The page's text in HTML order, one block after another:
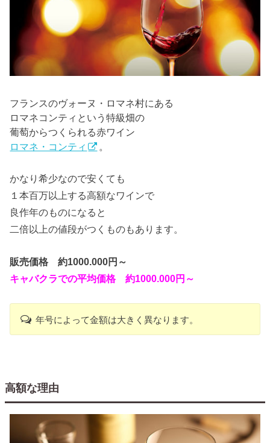
フランスのヴォーヌ・ロマネ村にある
ロマネコンティという特級畑の
葡萄からつくられる赤ワイン
ロマネ・コンティ
。
かなり希少なので安くても
１本百万以上する高額なワインで
良作年のものになると
二倍以上の値段がつくものもあります。
販売価格 約1000.000円～
キャバクラでの平均価格 約1000.000円～
年号によって金額は大きく異なります。
高額な理由